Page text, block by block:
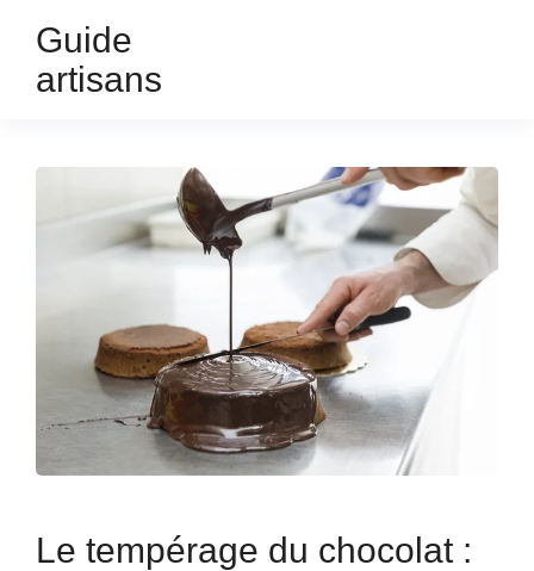
Guide
artisans
Le tempérage du chocolat :